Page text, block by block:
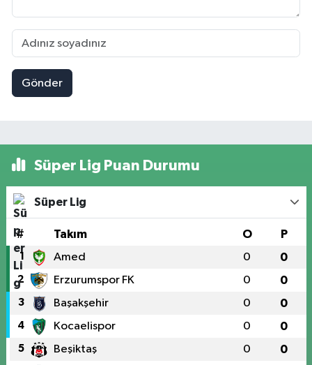
Gönder
Süper Lig Puan Durumu
Süper Lig
# Takım O P
1 Amed 0 0
2 Erzurumspor FK 0 0
3 Başakşehir 0 0
4 Kocaelispor 0 0
5 Beşiktaş 0 0